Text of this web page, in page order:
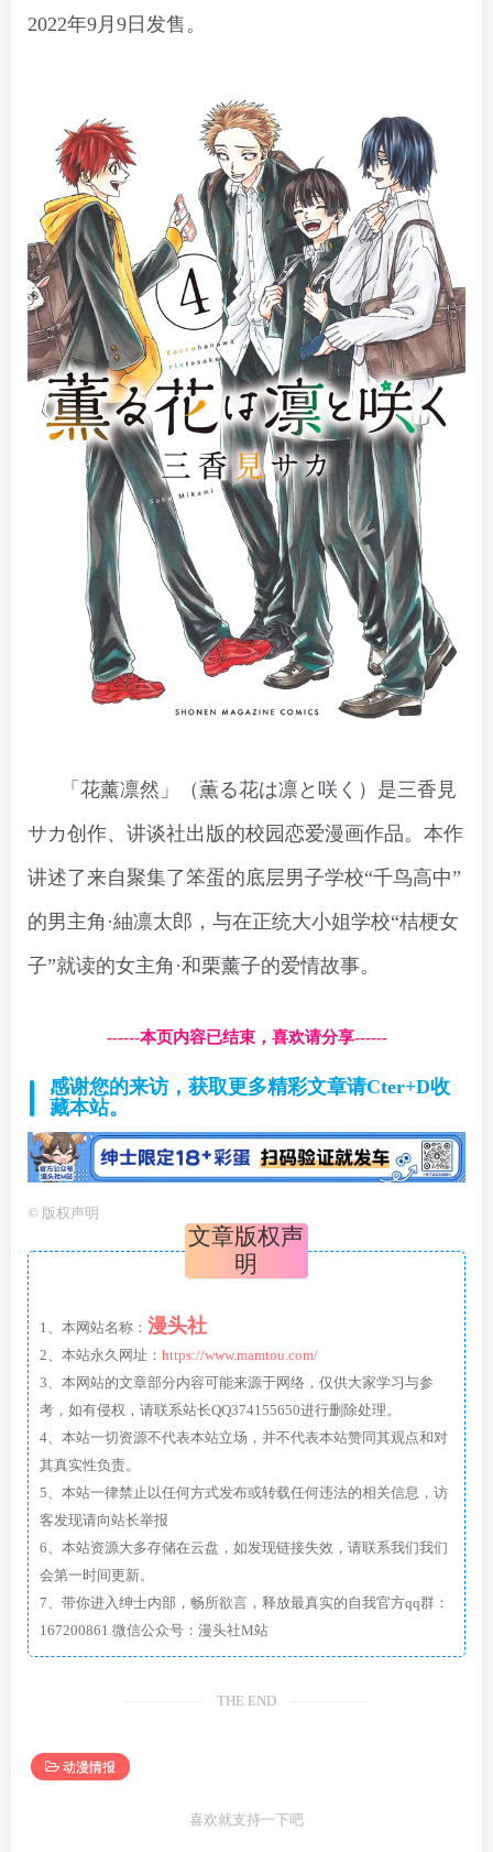
2022年9月9日发售。
「花薰凛然」（薫る花は凛と咲く）是三香見
サカ创作、讲谈社出版的校园恋爱漫画作品。本作
讲述了来自聚集了笨蛋的底层男子学校“千鸟高中”
的男主角·紬凛太郎，与在正统大小姐学校“桔梗女
子”就读的女主角·和栗薰子的爱情故事。
------本页内容已结束，喜欢请分享------
感谢您的来访，获取更多精彩文章请Cter+D收
藏本站。
© 版权声明
文章版权声
明
1、本网站名称： 漫头社
2、本站永久网址： https://www.mamtou.com/
3、本网站的文章部分内容可能来源于网络，仅供大家学习与参
考，如有侵权，请联系站长QQ374155650进行删除处理。
4、本站一切资源不代表本站立场，并不代表本站赞同其观点和对
其真实性负责。
5、本站一律禁止以任何方式发布或转载任何违法的相关信息，访
客发现请向站长举报
6、本站资源大多存储在云盘，如发现链接失效，请联系我们我们
会第一时间更新。
7、带你进入绅士内部，畅所欲言，释放最真实的自我官方qq群：
167200861 微信公众号：漫头社M站
THE END
动漫情报
喜欢就支持一下吧